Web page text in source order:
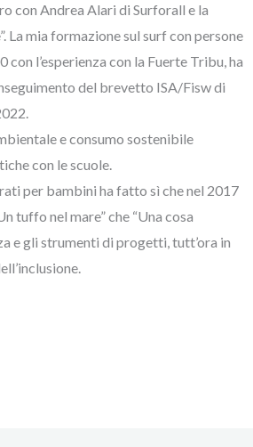
con Andrea Alari di Surforall e la
La mia formazione sul surf con persone
l’esperienza con la Fuerte Tribu, ha
del brevetto ISA/Fisw di
e consumo sostenibile
con le scuole.
per bambini ha fatto sì che nel 2017
tuffo nel mare” che “Una cosa
e gli strumenti di progetti, tutt’ora in